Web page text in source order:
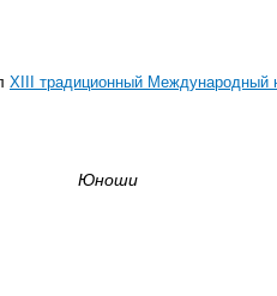
XIII традиционный Международный
Юноши